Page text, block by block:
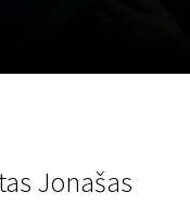
Jonašas